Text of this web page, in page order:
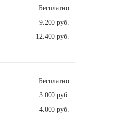
Бесплатно
9.200 руб.
12.400 руб.
Бесплатно
3.000 руб.
4.000 руб.